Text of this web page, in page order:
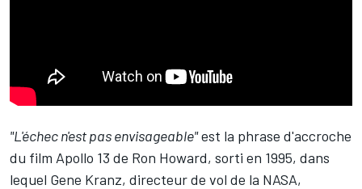
"L'échec n'est pas envisageable"est la phrase d'accroche
du film Apollo 13 de Ron Howard, sorti en 1995, dans
lequel Gene Kranz, directeur de vol de la NASA,